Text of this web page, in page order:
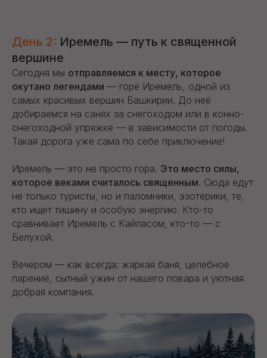
День 2: Иремель — путь к священной
вершине
Сегодня мы отправляемся к месту, которое
окутано легендами — горе Иремель, одной из
самых красивых вершин Башкирии. До неё
добираемся на санях за снегоходом или в конно-
снегоходной упряжке — в зависимости от погоды.
Такая дорога уже сама по себе приключение!
Иремель — это не просто гора. Это место силы,
которое веками считалось священным. Сюда едут
не только туристы, но и паломники, эзотерики, те,
кто ищет тишину и особую энергию. Кто-то
сравнивает Иремель с Кайласом, кто-то — с
Белухой.
Вечером — как всегда: жаркая баня, целебное
парение, сытный ужин от нашего повара и уютная
добрая компания.